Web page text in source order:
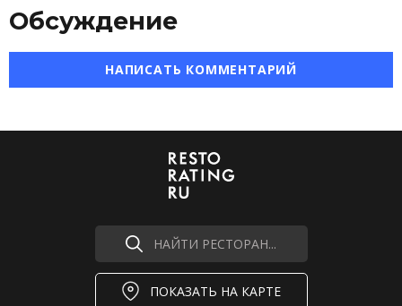
Обсуждение
НАПИСАТЬ КОММЕНТАРИЙ
НАЙТИ РЕСТОРАН...
ПОКАЗАТЬ НА КАРТЕ